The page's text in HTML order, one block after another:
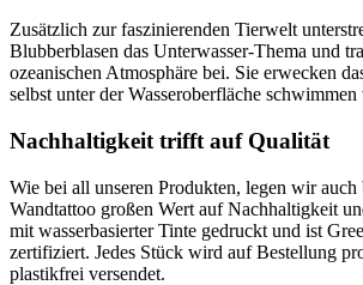
Zusätzlich zur faszinierenden Tierwelt
Blubberblasen das Unterwasser-Thema und
ozeanischen Atmosphäre bei. Sie erwecken
selbst unter der Wasseroberfläche schwimmen
Nachhaltigkeit trifft auf Qualität
Wie bei all unseren Produkten, legen wir auch
Wandtattoo großen Wert auf Nachhaltigkeit
mit wasserbasierter Tinte gedruckt und ist
zertifiziert. Jedes Stück wird auf Bestellung
plastikfrei versendet.